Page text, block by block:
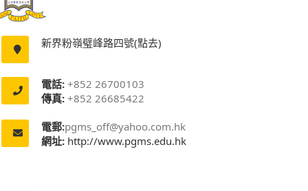
新界粉嶺璧峰路四號(點去)
電話: +852 26700103
傳真: +852 26685422
電郵:pgms_off@yahoo.com.hk
網址: http://www.pgms.edu.hk